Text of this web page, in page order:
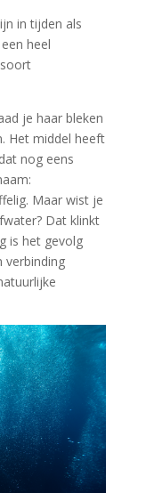
in tijden als
heel
je haar bleken
Het middel heeft
nog eens
Maar wist je
Dat klinkt
is het gevolg
verbinding